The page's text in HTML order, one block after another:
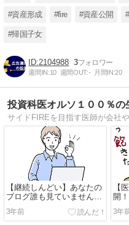
#資産形成 #fire #資産公開
#帰国子女
2104988 3
週間IN:10 週間OUT:- 月間IN:20
投資科医オルソ１００％の
【継続しんどい】あなたの
ブログ誰も見ていません
よ！【医師の副業ブログの
収益公開】
3年前
【
開
ま
に…
3年